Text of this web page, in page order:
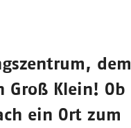
, dem
Groß Klein! Ob
ein Ort zum